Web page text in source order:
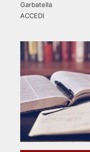
Garbatella
ACCEDI